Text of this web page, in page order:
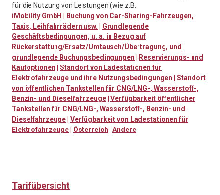
für die Nutzung von Leistungen (wie z.B.
iMobility GmbH
Buchung von Car-Sharing-Fahrzeugen,
Taxis, Leihfahrrädern usw.
Grundlegende
Geschäftsbedingungen, u. a. in Bezug auf
Rückerstattung/Ersatz/Umtausch/Übertragung, und
grundlegende Buchungsbedingungen
Reservierungs- und
Kaufoptionen
Standort von Ladestationen für
Elektrofahrzeuge und ihre Nutzungsbedingungen
Standort
von öffentlichen Tankstellen für CNG/LNG-, Wasserstoff-,
Benzin- und Dieselfahrzeuge Verfügbarkeit öffentlicher
Tankstellen für CNG/LNG-, Wasserstoff-, Benzin- und
Dieselfahrzeuge Verfügbarkeit von Ladestationen für
Elektrofahrzeuge
Österreich Andere
Tarifübersicht